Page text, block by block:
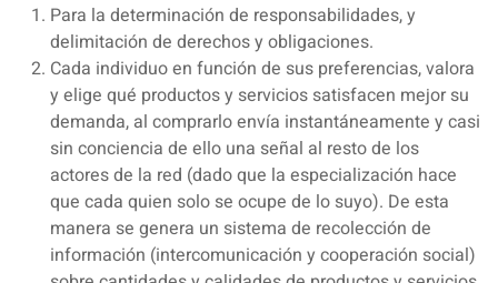
Para la determinación de responsabilidades, y
delimitación de derechos y obligaciones.
Cada individuo en función de sus preferencias, valora
y elige qué productos y servicios satisfacen mejor su
demanda, al comprarlo envía instantáneamente y casi
sin conciencia de ello una señal al resto de los
actores de la red (dado que la especialización hace
que cada quien solo se ocupe de lo suyo). De esta
manera se genera un sistema de recolección de
información (intercomunicación y cooperación social)